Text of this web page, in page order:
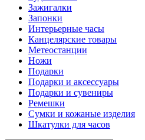
Зажигалки
Запонки
Интерьерные часы
Канцелярские товары
Метеостанции
Ножи
Подарки
Подарки и аксессуары
Подарки и сувениры
Ремешки
Сумки и кожаные изделия
Шкатулки для часов